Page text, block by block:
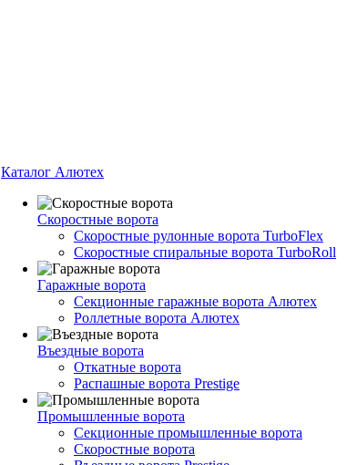
Каталог Алютех
Скоростные ворота
Скоростные рулонные ворота TurboFlex
Скоростные спиральные ворота TurboRoll
Гаражные ворота
Секционные гаражные ворота Алютех
Роллетные ворота Алютех
Въездные ворота
Откатные ворота
Распашные ворота Prestige
Промышленные ворота
Секционные промышленные ворота
Скоростные ворота